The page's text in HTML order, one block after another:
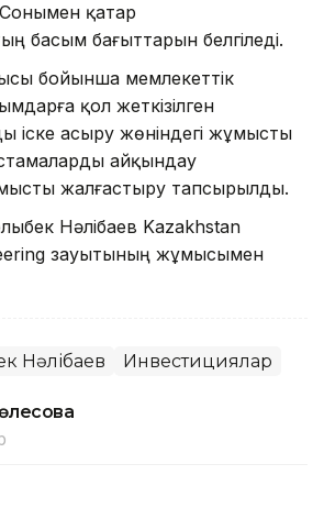
Сонымен қатар
басым бағыттарын белгіледі.
бойынша мемлекеттік
қол жеткізілген
іске асыру жөніндегі жұмысты
айқындау
жалғастыру тапсырылды.
Нәлібаев Kazakhstan
зауытының жұмысымен
Нәлібаев Инвестициялар